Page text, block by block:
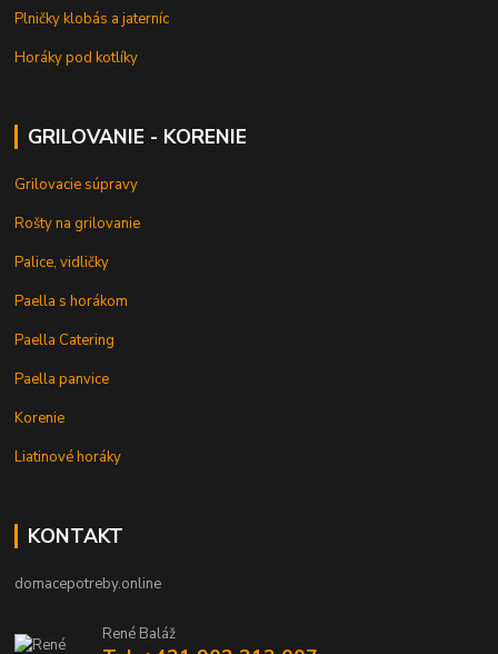
Plničky klobás a jaterníc
Horáky pod kotlíky
GRILOVANIE - KORENIE
Grilovacie súpravy
Rošty na grilovanie
Palice, vidličky
Paella s horákom
Paella Catering
Paella panvice
Korenie
Liatinové horáky
KONTAKT
domacepotreby.online
René Baláž